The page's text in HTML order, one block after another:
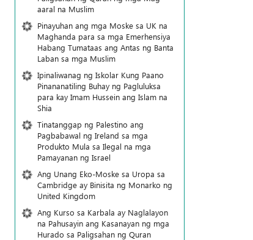
aaral na Muslim
Pinayuhan ang mga Moske sa UK na
Maghanda para sa mga Emerhensiya
Habang Tumataas ang Antas ng Banta
Laban sa mga Muslim
Ipinaliwanag ng Iskolar Kung Paano
Pinananatiling Buhay ng Pagluluksa
para kay Imam Hussein ang Islam na
Shia
Tinatanggap ng Palestino ang
Pagbabawal ng Ireland sa mga
Produkto Mula sa Ilegal na mga
Pamayanan ng Israel
Ang Unang Eko-Moske sa Uropa sa
Cambridge ay Binisita ng Monarko ng
United Kingdom
Ang Kurso sa Karbala ay Naglalayon
na Pahusayin ang Kasanayan ng mga
Hurado sa Paligsahan ng Quran